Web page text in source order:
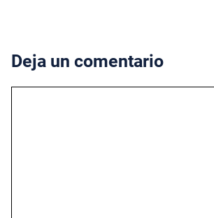
Deja un comentario